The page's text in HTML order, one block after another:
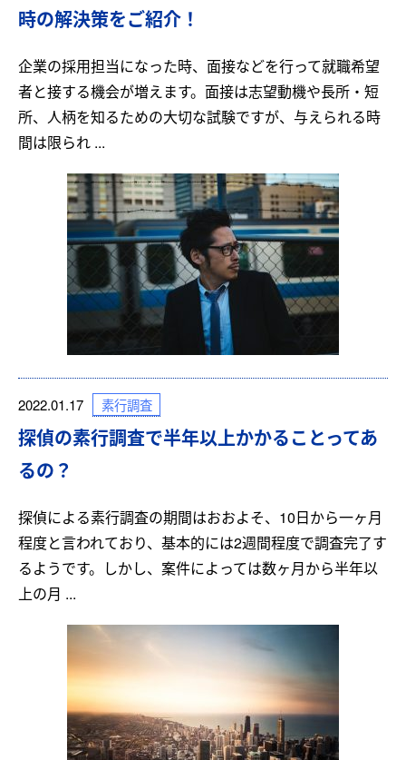
時の解決策をご紹介！
企業の採用担当になった時、面接などを行って就職希望
者と接する機会が増えます。面接は志望動機や長所・短
所、人柄を知るための大切な試験ですが、与えられる時
間は限られ ...
2022.01.17 素行調査
探偵の素行調査で半年以上かかることってあ
るの？
探偵による素行調査の期間はおおよそ、10日から一ヶ月
程度と言われており、基本的には2週間程度で調査完了す
るようです。しかし、案件によっては数ヶ月から半年以
上の月 ...